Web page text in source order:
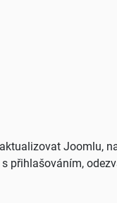
Joomlu,
přihlašováním,